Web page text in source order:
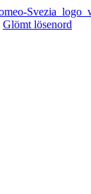
Glömt lösenord